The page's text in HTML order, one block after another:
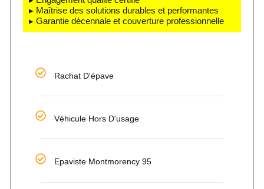
▸ Maîtrise des solutions durables et performantes
▸ Garantie décennale et couverture professionnelle
Rachat D'épave
Véhicule Hors D'usage
Epaviste Montmorency 95